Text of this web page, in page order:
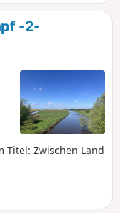
-2-
Titel: Zwischen Land